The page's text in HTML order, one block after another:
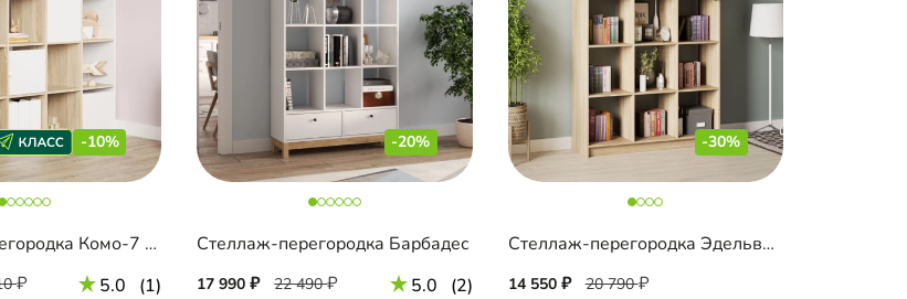
-10%
Стеллаж-перегородка Комо-7 Двухсторонний
5.0 (1)
-20%
Стеллаж-перегородка Барбадес
17 990 22 490 5.0 (2)
-30%
Стеллаж-перегородка Эдельвейс 4-3
14 550 20 790